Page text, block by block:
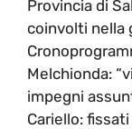
Provincia di
coinvolti nella
Melchionda:
impegni
Cariello: